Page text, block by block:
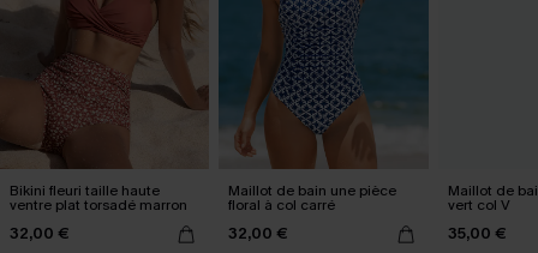
Bikini fleuri taille haute
ventre plat torsadé marron
32,00 €
Maillot de bain une pièce
floral à col carré
32,00 €
Maillot de
vert col V
35,00 €